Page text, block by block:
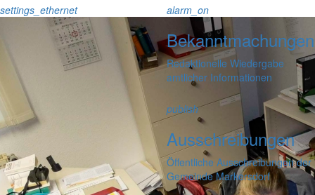
settings_ethernet alarm_on
Bekanntmachungen
Redaktionelle Wiedergabe
amtlicher Informationen
publish
Ausschreibungen
Öffentliche Ausschreibungen der
Gemeinde Markersdorf